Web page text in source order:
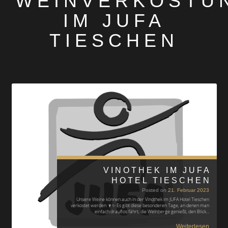
IM JUFA
TIESCHEN
VINOTHEK IM JUFA
HOTEL TIESCHEN
Posted on 21. Februar 2023
Unsere Weine können auch in der Vinothek im JUFA Hotel Tieschen
verkostet werden 🍷✨ Es gibt diese besonderen Tage, an denen man
einfach drauflos fährt, die Weinberge genießt, den Blick…
Weiterlesen